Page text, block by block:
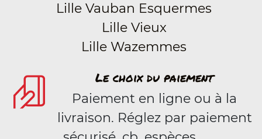
Lille Vauban Esquermes
Lille Vieux
Lille Wazemmes
Le choix du paiement
Paiement en ligne ou à la
livraison. Réglez par paiement